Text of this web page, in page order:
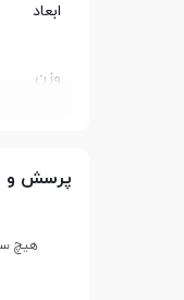
ابعاد
وزن
سازنده
پرسش و
هیچ